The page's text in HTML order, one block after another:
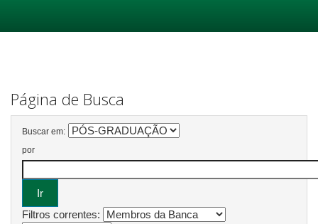
Página de Busca
Buscar em:
por
Filtros correntes: